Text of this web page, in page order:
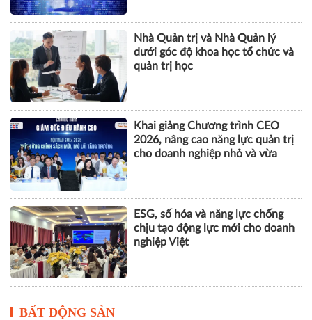
Nhà Quản trị và Nhà Quản lý
dưới góc độ khoa học tổ chức và
quản trị học
Khai giảng Chương trình CEO
2026, nâng cao năng lực quản trị
cho doanh nghiệp nhỏ và vừa
ESG, số hóa và năng lực chống
chịu tạo động lực mới cho doanh
nghiệp Việt
BẤT ĐỘNG SẢN